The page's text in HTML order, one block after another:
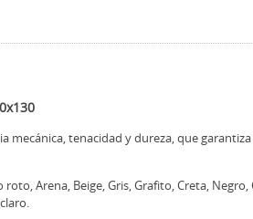
mecánica, tenacidad y dureza, que
roto, Arena, Beige, Gris, Grafito, Creta,